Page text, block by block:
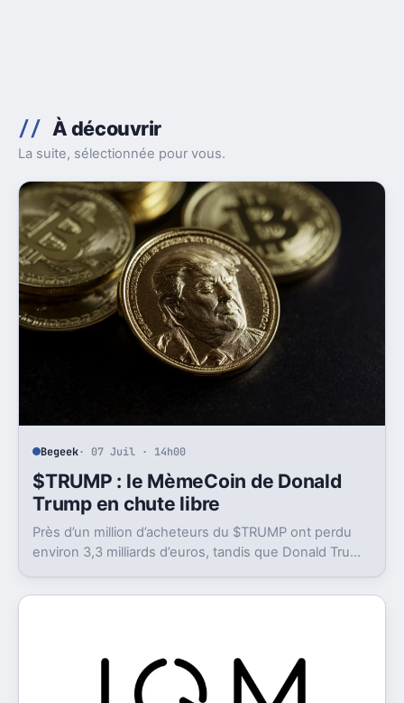
À découvrir
La suite, sélectionnée pour vous.
Begeek· 07 Juil · 14h00
$TRUMP : le MèmeCoin de Donald
Trump en chute libre
Près d’un million d’acheteurs du $TRUMP ont perdu
environ 3,3 milliards d’euros, tandis que Donald Trump